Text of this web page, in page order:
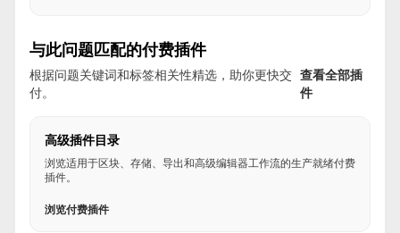
与此问题匹配的付费插件
根据问题关键词和标签相关性精选，助你更快交
付。
查看全部插
件
高级插件目录
浏览适用于区块、存储、导出和高级编辑器工作流的生产就绪付费
插件。
浏览付费插件